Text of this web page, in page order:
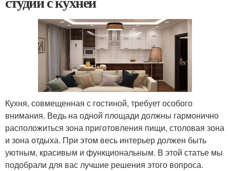
Кухня, совмещенная с гостиной, требует особого
внимания. Ведь на одной площади должны гармонично
расположиться зона приготовления пищи, столовая зона
и зона отдыха. При этом весь интерьер должен быть
уютным, красивым и функциональным. В этой статье мы
подобрали для вас лучшие решения этого вопроса.